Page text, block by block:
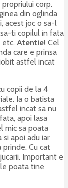
corp.
din oglinda
acest joc o sa-l
ti copilul in fata
Atentie! Cel
care e prinsa
astfel incat
copii de la 4
Ia o batista
incat sa nu
apoi lasa
mic sa poata
apoi adu iar
Cu cat
Important e
poata tine